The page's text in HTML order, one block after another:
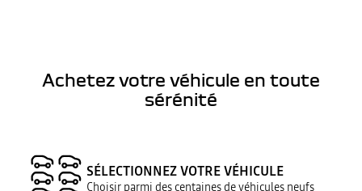
Achetez votre véhicule en toute
sérénité
SÉLECTIONNEZ VOTRE VÉHICULE
Choisir parmi des centaines de véhicules neufs